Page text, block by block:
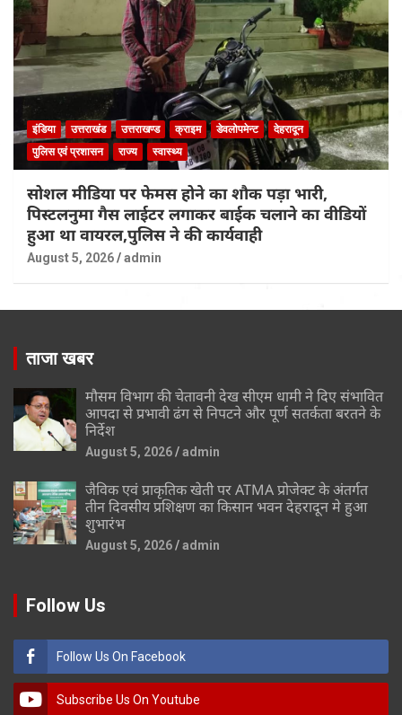
इंडिया उत्तराखंड उत्तराखण्ड क्राइम डेवलोपमेन्ट
देहरादून
पुलिस एवं प्रशासन
राज्य स्वास्थ्य
सोशल मीडिया पर फेमस होने का शौक पड़ा भारी,
पिस्टलनुमा गैस लाईटर लगाकर बाईक चलाने का वीडियों
हुआ था वायरल,पुलिस ने की कार्यवाही
August 5, 2026 admin
ताजा खबर
मौसम विभाग की चेतावनी देख सीएम धामी ने दिए संभावित
आपदा से प्रभावी ढंग से निपटने और पूर्ण सतर्कता बरतने के
निर्देश
August 5, 2026 admin
जैविक एवं प्राकृतिक खेती पर ATMA प्रोजेक्ट के अंतर्गत
तीन दिवसीय प्रशिक्षण का किसान भवन देहरादून मे हुआ
शुभारंभ
August 5, 2026 admin
Follow Us
Follow Us On Facebook
Subscribe Us On Youtube